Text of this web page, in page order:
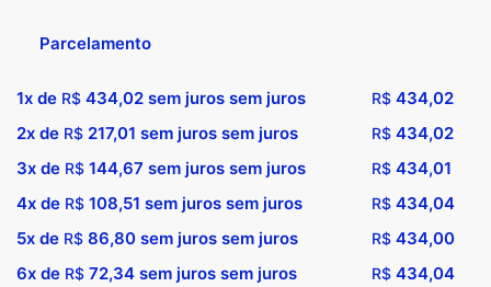
Parcelamento
1x de R$ 434,02 sem juros sem juros R$ 434,02
2x de R$ 217,01 sem juros sem juros R$ 434,02
3x de R$ 144,67 sem juros sem juros R$ 434,01
4x de R$ 108,51 sem juros sem juros R$ 434,04
5x de R$ 86,80 sem juros sem juros R$ 434,00
6x de R$ 72,34 sem juros sem juros R$ 434,04